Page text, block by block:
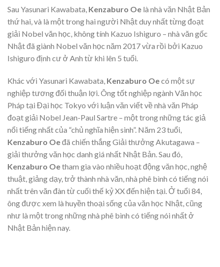
Sau Yasunari Kawabata, Kenzaburo Oe là nhà văn Nhật Bản
thứ hai, và là một trong hai người Nhật duy nhất từng đoạt
giải Nobel văn học, không tính Kazuo Ishiguro – nhà văn gốc
Nhật đã giành Nobel văn học năm 2017 vừa rồi bởi Kazuo
Ishiguro định cư ở Anh từ khi lên 5 tuổi.
Khác với Yasunari Kawabata, Kenzaburo Oecó một sự
nghiệp tương đối thuận lợi. Ông tốt nghiệp ngành Văn học
Pháp tại Đại học Tokyo với luận văn viết về nhà văn Pháp
đoạt giải Nobel Jean-Paul Sartre – một trong những tác giả
nổi tiếng nhất của “chủ nghĩa hiện sinh”. Năm 23 tuổi,
Kenzaburo Oeđã chiến thắng Giải thưởng Akutagawa –
giải thưởng văn học danh giá nhất Nhật Bản. Sau đó,
Kenzaburo Oetham gia vào nhiều hoạt động văn học, nghệ
thuật, giảng dạy, trở thành nhà văn, nhà phê bình có tiếng nói
nhất trên văn đàn từ cuối thế kỷ XX đến hiện tại. Ở tuổi 84,
ông được xem là huyền thoại sống của văn học Nhật, cũng
như là một trong những nhà phê bình có tiếng nói nhất ở
Nhật Bản hiện nay.